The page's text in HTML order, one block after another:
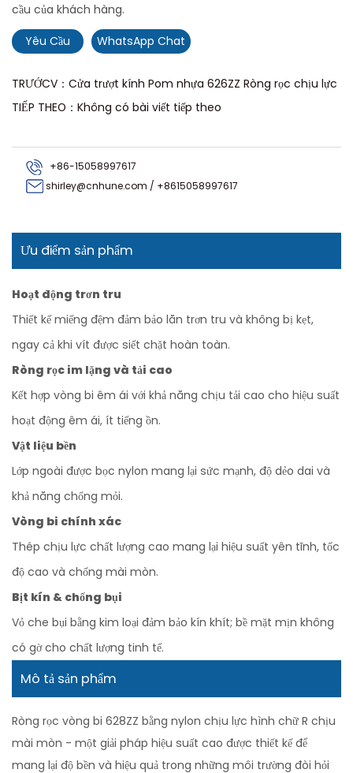
cầu của khách hàng.
Yêu Cầu
WhatsApp Chat
TRƯỚCV：Cửa trượt kính Pom nhựa 626ZZ Ròng rọc chịu lực
TIẾP THEO：Không có bài viết tiếp theo
+86-15058997617
shirley@cnhune.com / +8615058997617
Ưu điểm sản phẩm
Hoạt động trơn tru
Thiết kế miếng đệm đảm bảo lăn trơn tru và không bị kẹt,
ngay cả khi vít được siết chặt hoàn toàn.
Ròng rọc im lặng và tải cao
Kết hợp vòng bi êm ái với khả năng chịu tải cao cho hiệu suất
hoạt động êm ái, ít tiếng ồn.
Vật liệu bền
Lớp ngoài được bọc nylon mang lại sức mạnh, độ dẻo dai và
khả năng chống mỏi.
Vòng bi chính xác
Thép chịu lực chất lượng cao mang lại hiệu suất yên tĩnh, tốc
độ cao và chống mài mòn.
Bịt kín & chống bụi
Vỏ che bụi bằng kim loại đảm bảo kín khít; bề mặt mịn không
có gờ cho chất lượng tinh tế.
Mô tả sản phẩm
Ròng rọc vòng bi 628ZZ bằng nylon chịu lực hình chữ R chịu
mài mòn - một giải pháp hiệu suất cao được thiết kế để
mang lại độ bền và hiệu quả trong những môi trường đòi hỏi